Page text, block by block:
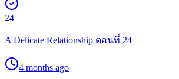
24
A Delicate Relationship ตอนที่ 24
4 months ago